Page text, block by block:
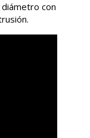
con